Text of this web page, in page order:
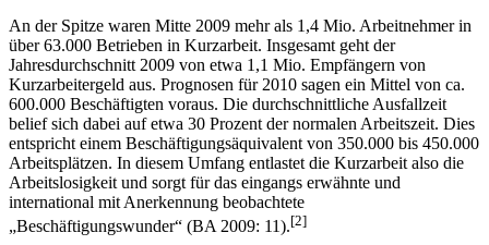
An der Spitze waren Mitte 2009 mehr als 1,4 Mio. Arbeitnehmer in
über 63.000 Betrieben in Kurzarbeit. Insgesamt geht der
Jahresdurchschnitt 2009 von etwa 1,1 Mio. Empfängern von
Kurzarbeitergeld aus. Prognosen für 2010 sagen ein Mittel von ca.
600.000 Beschäftigten voraus. Die durchschnittliche Ausfallzeit
belief sich dabei auf etwa 30 Prozent der normalen Arbeitszeit. Dies
entspricht einem Beschäftigungsäquivalent von 350.000 bis 450.000
Arbeitsplätzen. In diesem Umfang entlastet die Kurzarbeit also die
Arbeitslosigkeit und sorgt für das eingangs erwähnte und
international mit Anerkennung beobachtete